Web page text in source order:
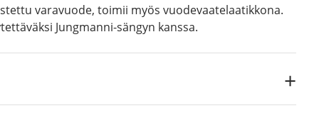
varavuode, toimii myös vuodevaatelaatikkona.
Jungmanni-sängyn kanssa.